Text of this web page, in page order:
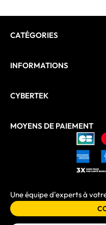
CATÉGORIES
INFORMATIONS
CYBERTEK
MOYENS DE PAIEMENT
Une équipe d'experts à